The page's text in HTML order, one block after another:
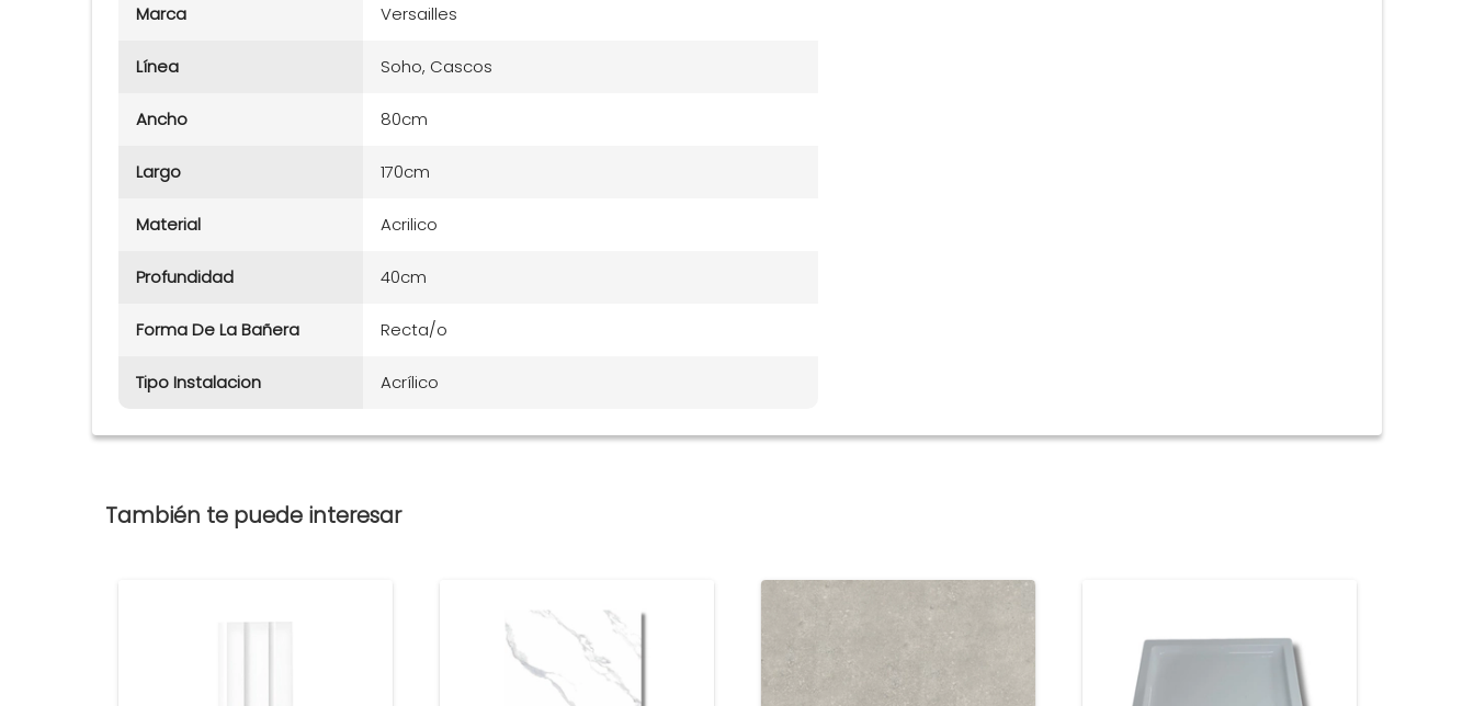
Marca Versailles
Línea Soho, Cascos
Ancho 80cm
Largo 170cm
Material Acrilico
Profundidad 40cm
Forma De La Bañera Recta/o
Tipo Instalacion Acrílico
También te puede interesar